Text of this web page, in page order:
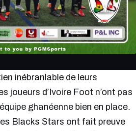
inébranlable de leurs
joueurs d’Ivoire Foot n’ont pas
ghanéenne bien en place.
Blacks Stars ont fait preuve